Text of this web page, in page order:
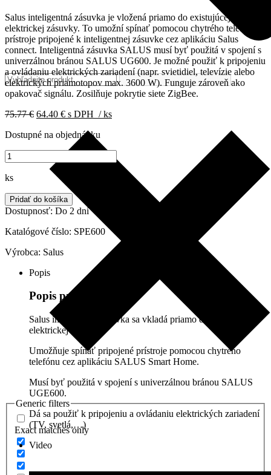
Generic filters
Exact matches only
Salus inteligentná zásuvka je vložená priamo do existujúcej
elektrickej zásuvky. To umožní spínať pomocou chytrého telefónu
prístroje pripojené k inteligentnej zásuvke cez aplikáciu Salus
connect. Inteligentná zásuvka SALUS musí byť použitá v spojení s
univerzálnou bránou SALUS UG600. Je možné použiť k pripojeniu
a ovládaniu elektrických zariadení (napr. svietidiel, televízie alebo
elektrických priamotopov max. 3600 W). Funguje zároveň ako
opakovač signálu. Zosilňuje pokrytie siete ZigBee.
75.77€ Pôvodná
bola:
64.40 €Aktuálna
je:
64.40 €.
s DPH / ks
Dostupné na objednávku
množstvo
Inteligentná
zásuvka
SPE600
ks
Pridať do košíka
Dostupnosť: Do 2 dní
Katalógové číslo: SPE600
Výrobca: Salus
Popis
Popis produktu
Salus inteligentná zásuvka sa vkladá priamo do existujúcej
elektrickej zásuvky.
Umožňuje spínať pripojené prístroje pomocou chytrého
telefónu cez aplikáciu SALUS Smart Home.
Musí byť použitá v spojení s univerzálnou bránou SALUS
UGE600.
Dá sa použiť k pripojeniu a ovládaniu elektrických zariadení
(TV, svetlá,…)
Video